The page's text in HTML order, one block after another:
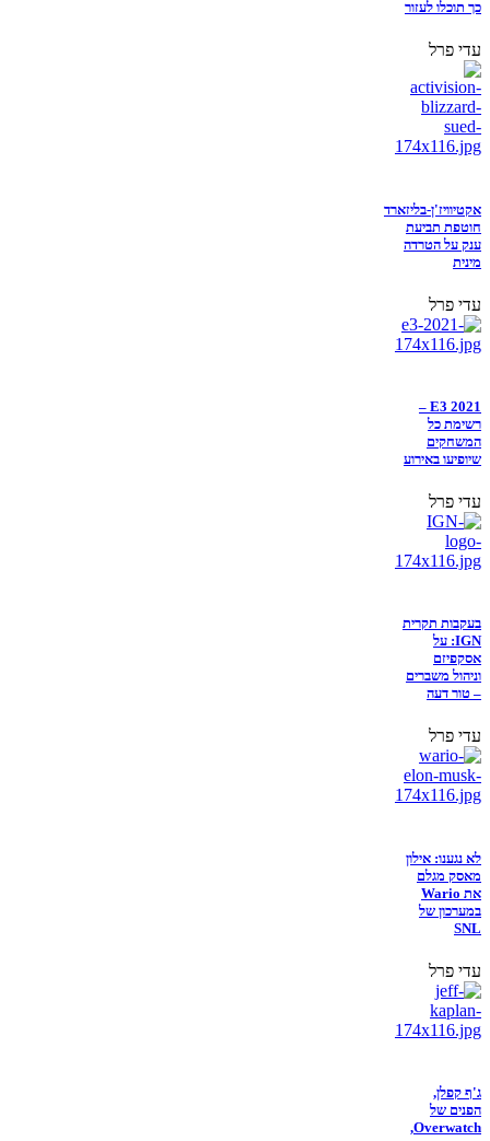
כך תוכלו לעזור
עדי פרל
אקטיוויז'ן-בליזארד
חוטפת תביעת
ענק על הטרדה
מינית
עדי פרל
E3 2021 –
רשימת כל
המשחקים
שיופיעו באירוע
עדי פרל
בעקבות תקרית
IGN: על
אסקפיזם
וניהול משברים
– טור דעה
עדי פרל
לא נגענו: אילון
מאסק מגלם
את Wario
במערכון של
SNL
עדי פרל
ג'ף קפלן,
הפנים של
Overwatch,